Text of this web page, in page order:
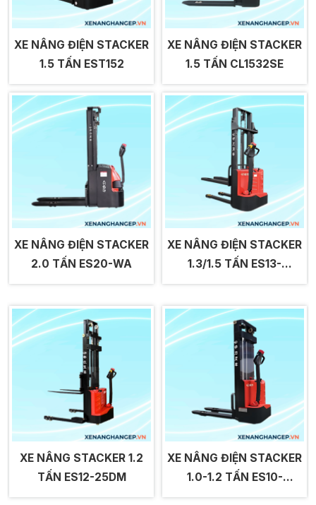
XE NÂNG ĐIỆN STACKER
1.5 TẤN EST152
XE NÂNG ĐIỆN STACKER
1.5 TẤN CL1532SE
XE NÂNG ĐIỆN STACKER
2.0 TẤN ES20-WA
XE NÂNG ĐIỆN STACKER
1.3/1.5 TẤN ES13-
13ES/ES15-15ES
XE NÂNG STACKER 1.2
TẤN ES12-25DM
XE NÂNG ĐIỆN STACKER
1.0-1.2 TẤN ES10-
10ES/ES12-12ES